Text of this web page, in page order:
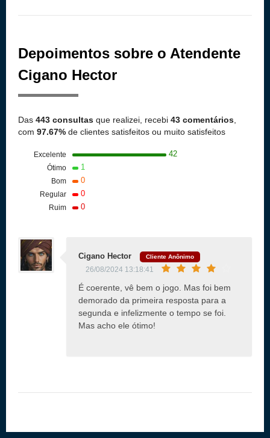
Depoimentos sobre o Atendente
Cigano Hector
Das 443 consultas que realizei, recebi 43 comentários
com 97.67% de clientes satisfeitos ou muito satisfeitos
Excelente 42
Ótimo 1
Bom 0
Regular 0
Ruim 0
Cigano Hector Cliente Anônimo
26/08/2024 13:18:41
É coerente, vê bem o jogo. Mas foi bem
demorado da primeira resposta para a
segunda e infelizmente o tempo se foi.
Mas acho ele ótimo!